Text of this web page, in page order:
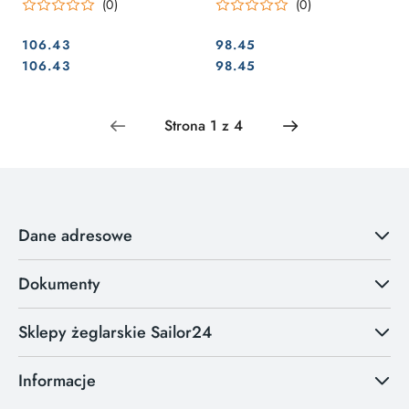
(0)
Cena:
106.43
Cena:
106.43
(0)
Cena:
98.45
Cena:
98.45
Dane adresowe
Dokumenty
Sklepy żeglarskie Sailor24
Informacje